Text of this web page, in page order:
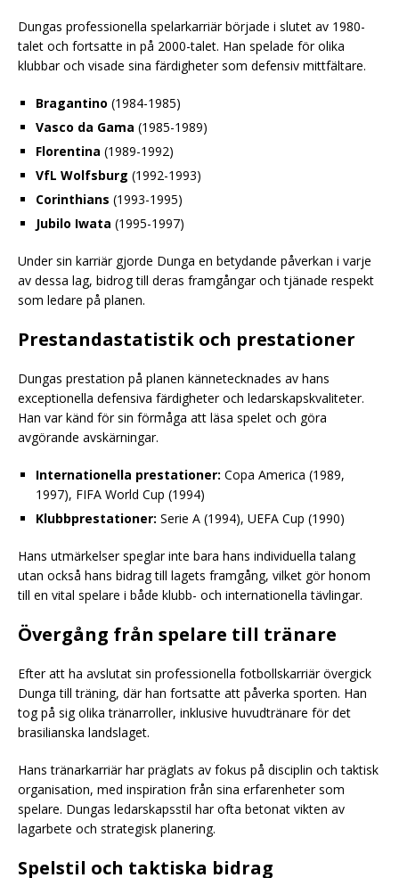
Dungas professionella spelarkarriär började i slutet av 1980-
talet och fortsatte in på 2000-talet. Han spelade för olika
klubbar och visade sina färdigheter som defensiv mittfältare.
Bragantino (1984-1985)
Vasco da Gama (1985-1989)
Florentina (1989-1992)
VfL Wolfsburg (1992-1993)
Corinthians (1993-1995)
Jubilo Iwata (1995-1997)
Under sin karriär gjorde Dunga en betydande påverkan i varje
av dessa lag, bidrog till deras framgångar och tjänade respekt
som ledare på planen.
Prestandastatistik och prestationer
Dungas prestation på planen kännetecknades av hans
exceptionella defensiva färdigheter och ledarskapskvaliteter.
Han var känd för sin förmåga att läsa spelet och göra
avgörande avskärningar.
Internationella prestationer: Copa America (1989,
1997), FIFA World Cup (1994)
Klubbprestationer: Serie A (1994), UEFA Cup (1990)
Hans utmärkelser speglar inte bara hans individuella talang
utan också hans bidrag till lagets framgång, vilket gör honom
till en vital spelare i både klubb- och internationella tävlingar.
Övergång från spelare till tränare
Efter att ha avslutat sin professionella fotbollskarriär övergick
Dunga till träning, där han fortsatte att påverka sporten. Han
tog på sig olika tränarroller, inklusive huvudtränare för det
brasilianska landslaget.
Hans tränarkarriär har präglats av fokus på disciplin och taktisk
organisation, med inspiration från sina erfarenheter som
spelare. Dungas ledarskapsstil har ofta betonat vikten av
lagarbete och strategisk planering.
Spelstil och taktiska bidrag